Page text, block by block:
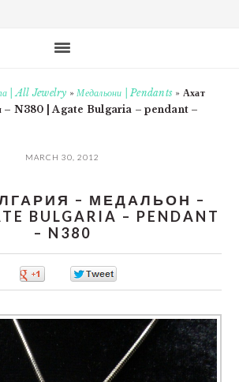
| All Jewelry »Медальони | Pendants » Ахат
– N380 | Agate Bulgaria – pendant –
MARCH 30, 2012
– МЕДАЛЬОН –
BULGARIA – PENDANT
– N380